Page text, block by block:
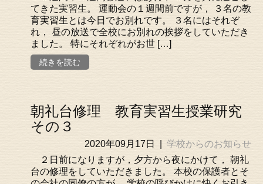
てきた実習生。 運動会の１週間前ですが， ３名の教
育実習生とは今日でお別れです。 ３名にはそれぞ
れ， 昼の放送で全校にお別れの挨拶をしていただき
ました。 特にそれぞれがお世 […]
続きを読む
朝礼台修理 教育実習生授業研究
その３
2020年09月17日
学校からのお知らせ
２日前になりますが，夕方から夜にかけて， 朝礼
台の修理をしていただきました。 本校の保護者とそ